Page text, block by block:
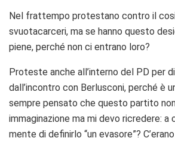
Nel frattempo protestano contro il
svuotacarceri, ma se hanno questo
piene, perché non ci entrano loro?
Proteste anche all’interno del PD per
dall’incontro con Berlusconi, perché è
sempre pensato che questo partito
immaginazione ma mi devo ricredere: a
mente di definirlo “un evasore”?